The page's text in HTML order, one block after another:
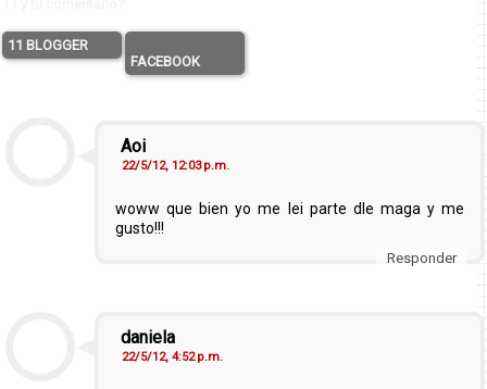
11 BLOGGER
FACEBOOK
Aoi
22/5/12, 12:03 p.m.
woww que bien yo me lei parte dle maga y me
gusto!!!
Responder
daniela
22/5/12, 4:52 p.m.